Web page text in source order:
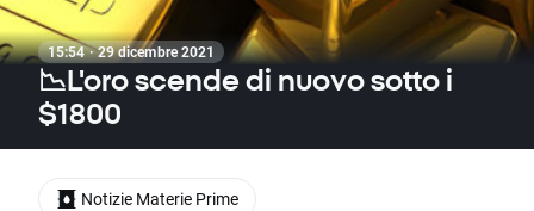
15:54 · 29 dicembre 2021
📉L'oro scende di nuovo sotto i
$1800
Notizie Materie Prime